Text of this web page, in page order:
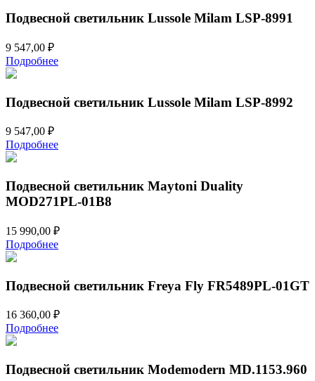
970,00 ₽.
Подвесной светильник Lussole Milam LSP-8991
9 547,00 ₽
Подробнее
Подвесной светильник Lussole Milam LSP-8992
9 547,00 ₽
Подробнее
Подвесной светильник Maytoni Duality
MOD271PL-01B8
15 990,00 ₽
Подробнее
Подвесной светильник Freya Fly FR5489PL-01GT
16 360,00 ₽
Подробнее
Подвесной светильник Modemodern MD.1153.960